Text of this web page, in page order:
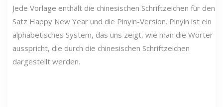
Jede Vorlage enthält die chinesischen Schriftzeichen für den
Satz Happy New Year und die Pinyin-Version. Pinyin ist ein
alphabetisches System, das uns zeigt, wie man die Wörter
ausspricht, die durch die chinesischen Schriftzeichen
dargestellt werden.